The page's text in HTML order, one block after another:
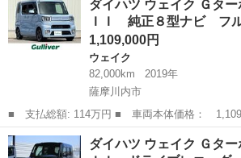
レス 地デジナビ 左右スライドドア ＥＴＣ
パネシフト ...
ダイハツ ウェイク Ｇター
ＩＩ 純正８型ナビ フ
1,109,000円
ウェイク
82,000km
2019年
薩摩川内市
■ 支払総額: 114万円 ■ 車両本体価格： 1,109,000 円 ■ メーカー
名： ダイハツ ■ 車種名： ウェイク ■ グレ
リミテッドＳＡＩＩＩ 純正８型ナビ フルセ
鹿児島 薩摩川内市 ウェイク
ダイハツ ウェイク Ｇター